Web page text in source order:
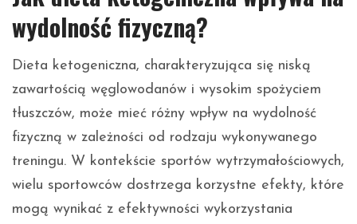
wydolność fizyczną?
Dieta ketogeniczna, charakteryzująca się niską
zawartością węglowodanów i wysokim spożyciem
tłuszczów, może mieć różny wpływ na wydolność
fizyczną w zależności od rodzaju wykonywanego
treningu. W kontekście sportów wytrzymałościowych,
wielu sportowców dostrzega korzystne efekty, które
mogą wynikać z efektywności wykorzystania